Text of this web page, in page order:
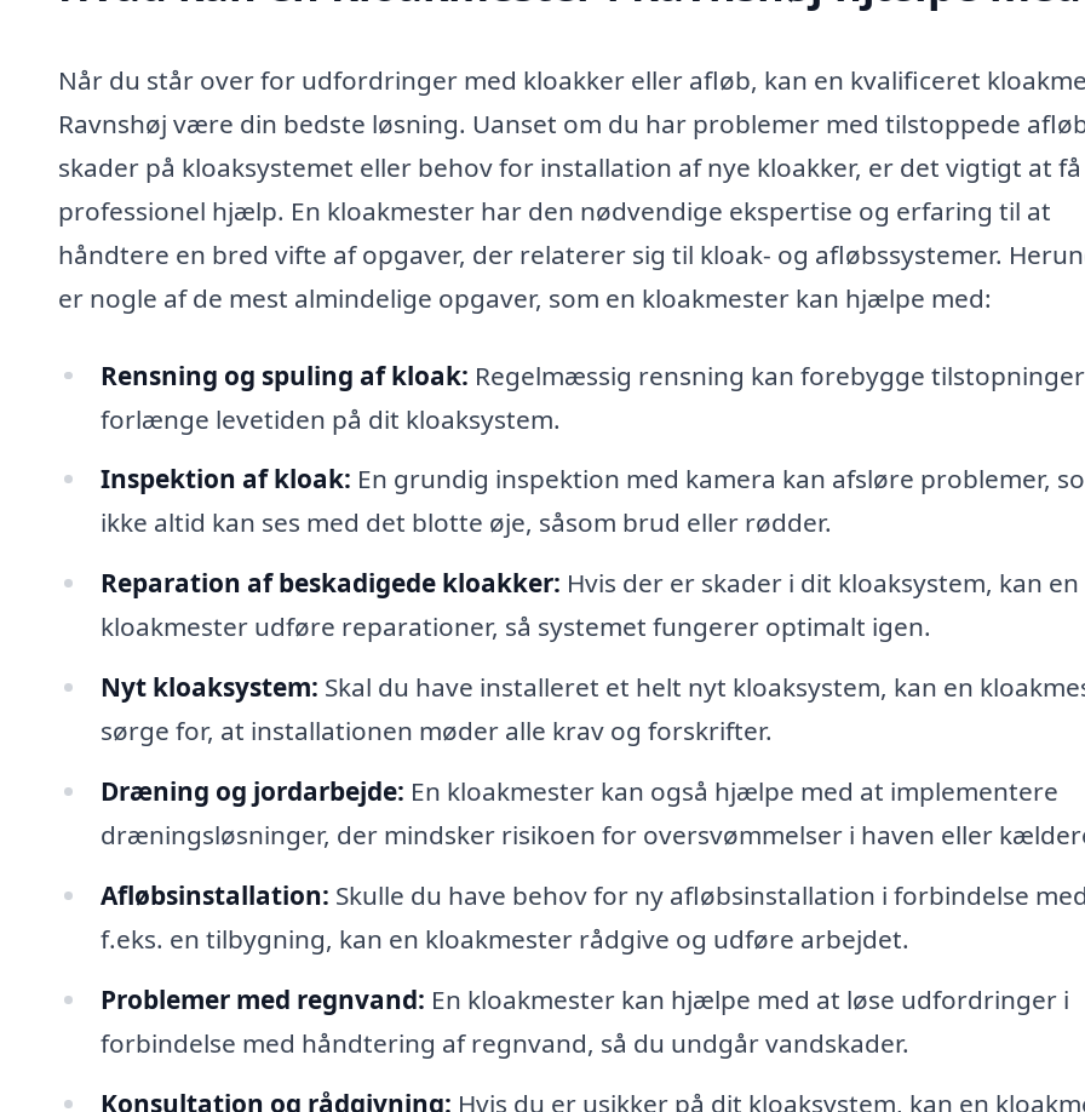
Når du står over for udfordringer med kloakker eller afløb, kan en kvalificeret
Ravnshøj være din bedste løsning. Uanset om du har problemer med tilstoppede
skader på kloaksystemet eller behov for installation af nye kloakker, er det vigtigt at få
professionel hjælp. En kloakmester har den nødvendige ekspertise og erfaring til at
håndtere en bred vifte af opgaver, der relaterer sig til kloak- og afløbssystemer.
er nogle af de mest almindelige opgaver, som en kloakmester kan hjælpe med:
Rensning og spuling af kloak: Regelmæssig rensning kan forebygge
forlænge levetiden på dit kloaksystem.
Inspektion af kloak: En grundig inspektion med kamera kan afsløre problemer,
ikke altid kan ses med det blotte øje, såsom brud eller rødder.
Reparation af beskadigede kloakker: Hvis der er skader i dit kloaksystem, kan en
kloakmester udføre reparationer, så systemet fungerer optimalt igen.
Nyt kloaksystem: Skal du have installeret et helt nyt kloaksystem, kan en
sørge for, at installationen møder alle krav og forskrifter.
Dræning og jordarbejde: En kloakmester kan også hjælpe med at implementere
dræningsløsninger, der mindsker risikoen for oversvømmelser i haven eller
Afløbsinstallation: Skulle du have behov for ny afløbsinstallation i forbindelse med
f.eks. en tilbygning, kan en kloakmester rådgive og udføre arbejdet.
Problemer med regnvand: En kloakmester kan hjælpe med at løse udfordringer i
forbindelse med håndtering af regnvand, så du undgår vandskader.
Konsultation og rådgivning: Hvis du er usikker på dit kloaksystem, kan en